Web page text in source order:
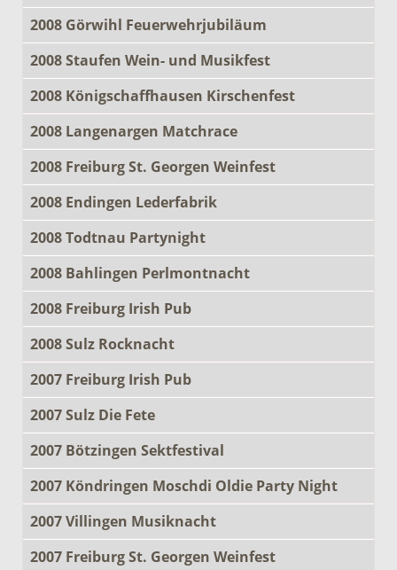
2008 Görwihl Feuerwehrjubiläum
2008 Staufen Wein- und Musikfest
2008 Königschaffhausen Kirschenfest
2008 Langenargen Matchrace
2008 Freiburg St. Georgen Weinfest
2008 Endingen Lederfabrik
2008 Todtnau Partynight
2008 Bahlingen Perlmontnacht
2008 Freiburg Irish Pub
2008 Sulz Rocknacht
2007 Freiburg Irish Pub
2007 Sulz Die Fete
2007 Bötzingen Sektfestival
2007 Köndringen Moschdi Oldie Party Night
2007 Villingen Musiknacht
2007 Freiburg St. Georgen Weinfest